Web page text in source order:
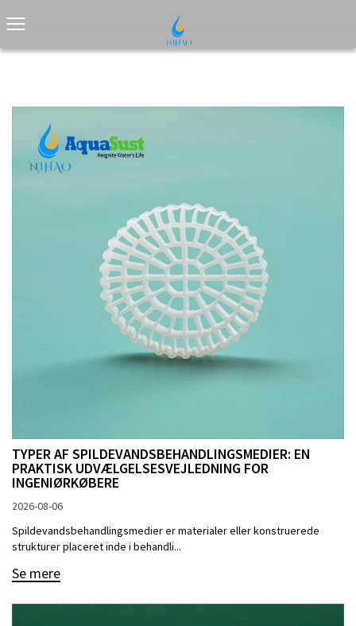
TYPER AF SPILDEVANDSBEHANDLINGSMEDIER: EN
PRAKTISK UDVÆLGELSESVEJLEDNING FOR
INGENIØRKØBERE
2026-08-06
Spildevandsbehandlingsmedier er materialer eller konstruerede
strukturer placeret inde i behandli...
Se mere